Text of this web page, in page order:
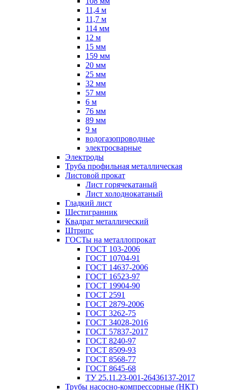
11,4 м
11,7 м
114 мм
12 м
15 мм
159 мм
20 мм
25 мм
32 мм
57 мм
6 м
76 мм
89 мм
9 м
водогазопроводные
электросварные
Электроды
Труба профильная металлическая
Листовой прокат
Лист горячекатаный
Лист холоднокатаный
Гладкий лист
Шестигранник
Квадрат металлический
Штрипс
ГОСТы на металлопрокат
ГОСТ 103-2006
ГОСТ 10704-91
ГОСТ 14637-2006
ГОСТ 16523-97
ГОСТ 19904-90
ГОСТ 2591
ГОСТ 2879-2006
ГОСТ 3262-75
ГОСТ 34028-2016
ГОСТ 57837-2017
ГОСТ 8240-97
ГОСТ 8509-93
ГОСТ 8568-77
ГОСТ 8645-68
ТУ 25.11.23-001-26436137-2017
Трубы насосно-компрессорные (НКТ)